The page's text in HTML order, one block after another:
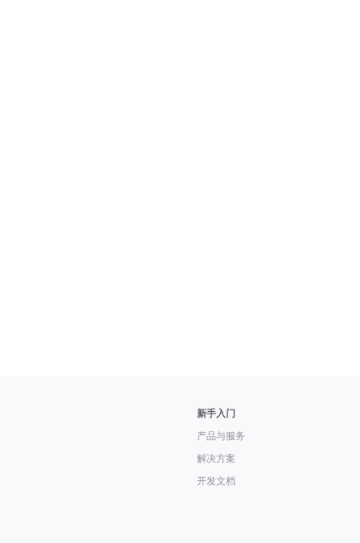
新手入门
产品与服务
解决方案
开发文档